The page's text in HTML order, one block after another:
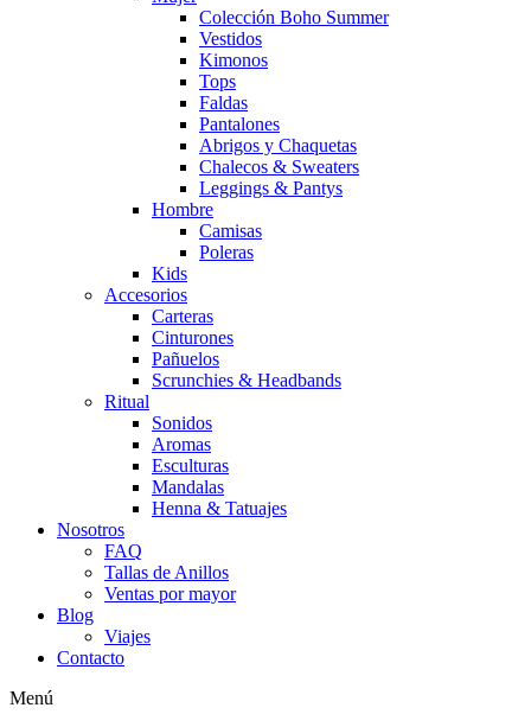
Colección Boho Summer
Vestidos
Kimonos
Tops
Faldas
Pantalones
Abrigos y Chaquetas
Chalecos & Sweaters
Leggings & Pantys
Hombre
Camisas
Poleras
Kids
Accesorios
Carteras
Cinturones
Pañuelos
Scrunchies & Headbands
Ritual
Sonidos
Aromas
Esculturas
Mandalas
Henna & Tatuajes
Nosotros
FAQ
Tallas de Anillos
Ventas por mayor
Blog
Viajes
Contacto
Menú